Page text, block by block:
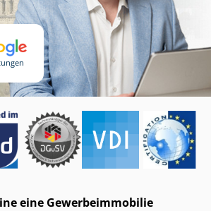
eine Ge­wer­be­im­mo­bi­lie